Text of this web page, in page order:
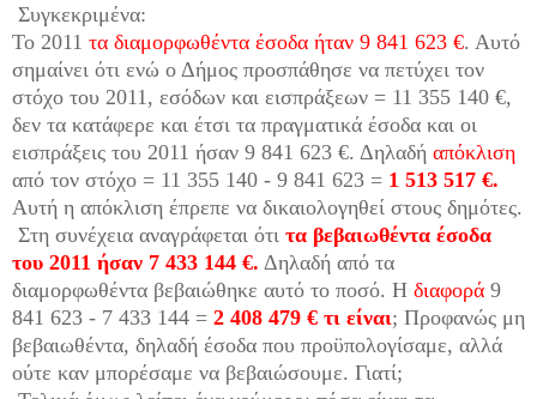
Συγκεκριμένα:
Το 2011 τα διαμορφωθέντα έσοδα ήταν 9 841 623 €. Αυτό
σημαίνει ότι ενώ ο Δήμος προσπάθησε να πετύχει τον
στόχο του 2011, εσόδων και εισπράξεων = 11 355 140 €,
δεν τα κατάφερε και έτσι τα πραγματικά έσοδα και οι
εισπράξεις του 2011 ήσαν 9 841 623 €. Δηλαδή απόκλιση
από τον στόχο = 11 355 140 - 9 841 623 = 1 513 517 €.
Αυτή η απόκλιση έπρεπε να δικαιολογηθεί στους δημότες.
Στη συνέχεια αναγράφεται ότι τα βεβαιωθέντα έσοδα
του 2011 ήσαν 7 433 144 €. Δηλαδή από τα
διαμορφωθέντα βεβαιώθηκε αυτό το ποσό. Η διαφορά 9
841 623 - 7 433 144 = 2 408 479 € τι είναι; Προφανώς μη
βεβαιωθέντα, δηλαδή έσοδα που προϋπολογίσαμε, αλλά
ούτε καν μπορέσαμε να βεβαιώσουμε. Γιατί;